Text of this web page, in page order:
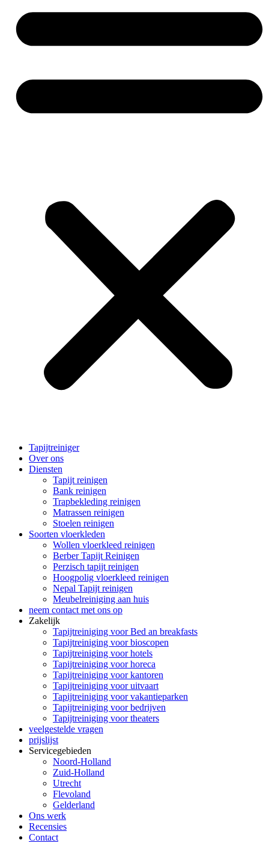
Tapijtreiniger
Over ons
Diensten
Tapijt reinigen
Bank reinigen
Trapbekleding reinigen
Matrassen reinigen
Stoelen reinigen
Soorten vloerkleden
Wollen vloerkleed reinigen
Berber Tapijt Reinigen
Perzisch tapijt reinigen
Hoogpolig vloerkleed reinigen
Nepal Tapijt reinigen
Meubelreiniging aan huis
neem contact met ons op
Zakelijk
Tapijtreiniging voor Bed an breakfasts
Tapijtreiniging voor bioscopen
Tapijtreiniging voor hotels
Tapijtreiniging voor horeca
Tapijtreiniging voor kantoren
Tapijtreiniging voor uitvaart
Tapijtreiniging voor vakantieparken
Tapijtreiniging voor bedrijven
Tapijtreiniging voor theaters
veelgestelde vragen
prijslijst
Servicegebieden
Noord-Holland
Zuid-Holland
Utrecht
Flevoland
Gelderland
Ons werk
Recensies
Contact